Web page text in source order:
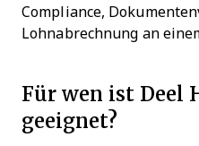
Compliance,
Lohnabrechnung an
Für wen ist Deel
geeignet?